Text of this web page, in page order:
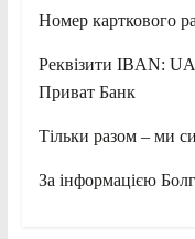
Номер карткового
Реквізити IBAN:
Приват Банк
Тільки разом – ми
За інформацією